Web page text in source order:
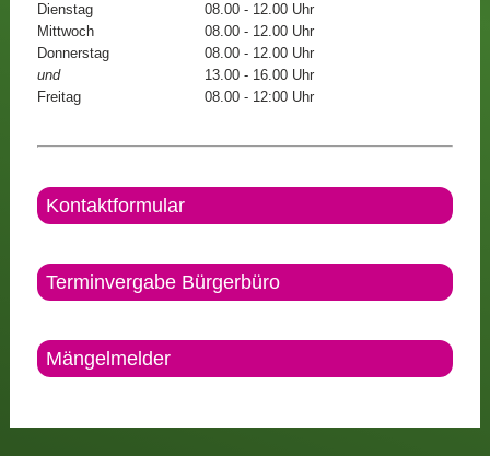
Dienstag
08.00 - 12.00 Uhr
Mittwoch
08.00 - 12.00 Uhr
Donnerstag
08.00 - 12.00 Uhr
und
13.00 - 16.00 Uhr
Freitag
08.00 - 12:00 Uhr
Kontaktformular
Terminvergabe Bürgerbüro
Mängelmelder